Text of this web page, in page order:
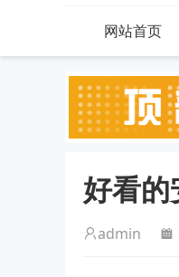
网站首页
好看
admin